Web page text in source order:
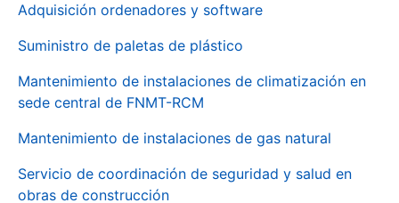
Adquisición ordenadores y software
Suministro de paletas de plástico
Mantenimiento de instalaciones de climatización en
sede central de FNMT-RCM
Mantenimiento de instalaciones de gas natural
Servicio de coordinación de seguridad y salud en
obras de construcción